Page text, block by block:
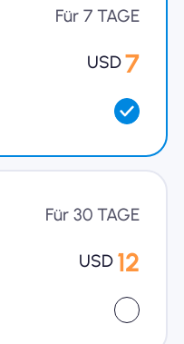
Für 7 TAGE
USD 7
Für 30 TAGE
USD 12